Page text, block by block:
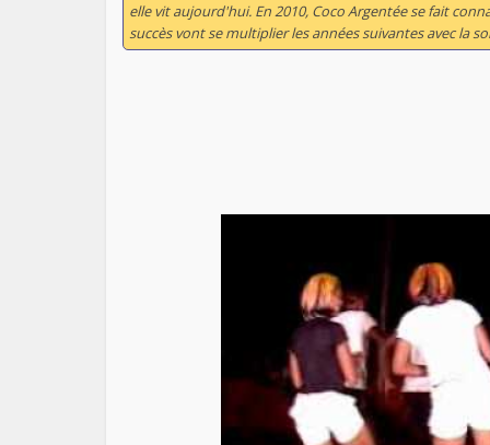
elle vit aujourd'hui. En 2010, Coco Argentée se fait
succès vont se multiplier les années suivantes avec la